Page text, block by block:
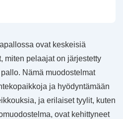
ovat keskeisiä
miten pelaajat on järjestetty
Nämä muodostelmat
ja hyödyntämään
ja erilaiset tyylit, kuten
ovat kehittyneet